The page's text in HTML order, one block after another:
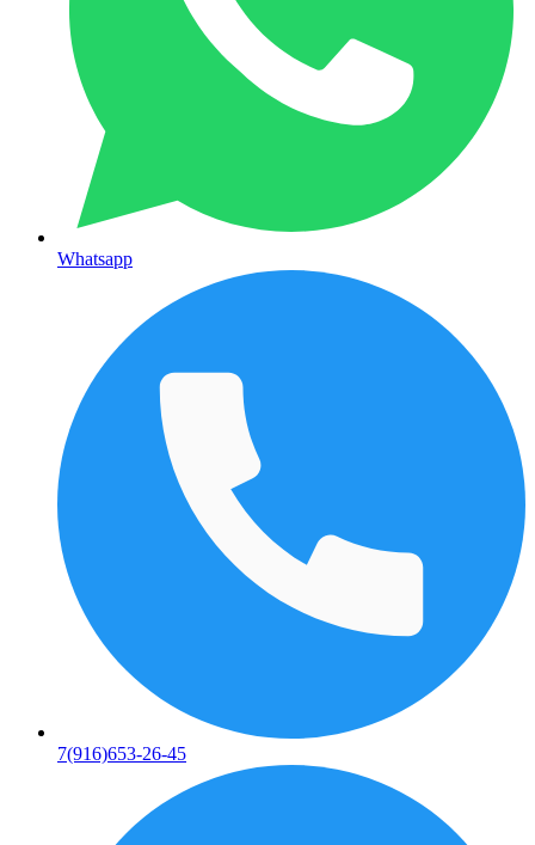
Whatsapp
7(916)653-26-45